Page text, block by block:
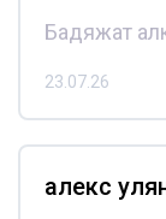
Бадяжат
23.07.26
алекс